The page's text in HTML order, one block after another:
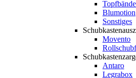
Blumotion
Sonstiges
Movento
Antaro
Legrabox